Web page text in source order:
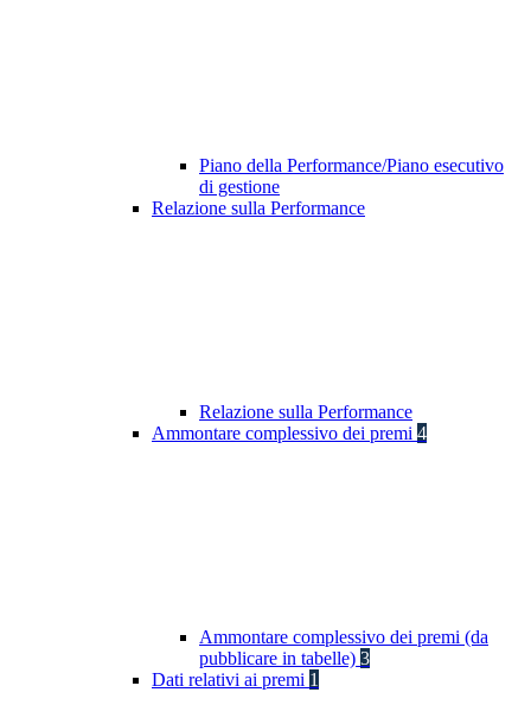
Piano della Performance/Piano esecutivo
di gestione
Relazione sulla Performance
Relazione sulla Performance
Ammontare complessivo dei premi 4
Ammontare complessivo dei premi (da
pubblicare in tabelle) 3
Dati relativi ai premi 1